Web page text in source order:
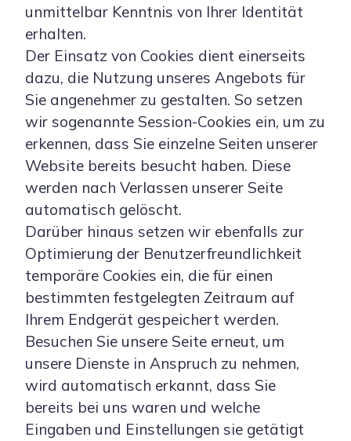
unmittelbar Kenntnis von Ihrer Identität
erhalten.
Der Einsatz von Cookies dient einerseits
dazu, die Nutzung unseres Angebots für
Sie angenehmer zu gestalten. So setzen
wir sogenannte Session-Cookies ein, um zu
erkennen, dass Sie einzelne Seiten unserer
Website bereits besucht haben. Diese
werden nach Verlassen unserer Seite
automatisch gelöscht.
Darüber hinaus setzen wir ebenfalls zur
Optimierung der Benutzerfreundlichkeit
temporäre Cookies ein, die für einen
bestimmten festgelegten Zeitraum auf
Ihrem Endgerät gespeichert werden.
Besuchen Sie unsere Seite erneut, um
unsere Dienste in Anspruch zu nehmen,
wird automatisch erkannt, dass Sie
bereits bei uns waren und welche
Eingaben und Einstellungen sie getätigt